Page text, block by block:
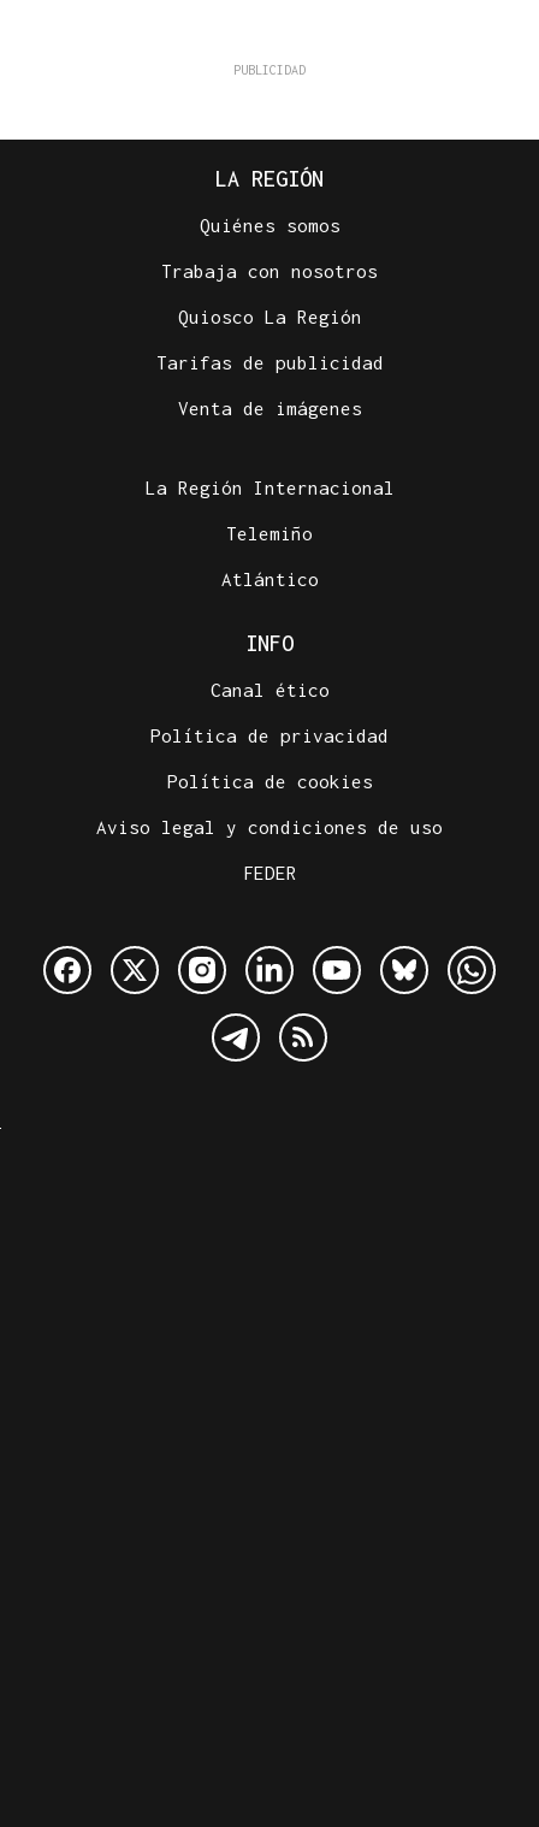
LA REGIÓN
Quiénes somos
Trabaja con nosotros
Quiosco La Región
Tarifas de publicidad
Venta de imágenes
La Región Internacional
Telemiño
Atlántico
INFO
Canal ético
Política de privacidad
Política de cookies
Aviso legal y condiciones de uso
FEDER